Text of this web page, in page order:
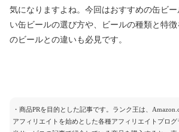
気になりますよね。今回はおすすめの缶ビ
い缶ビールの選び方や、ビールの種類と特
のビールとの違いも必見です。
・商品PRを目的とした記事です。ランク王は、
アフィリエイトを始めとした各種アフィリエイトプログ